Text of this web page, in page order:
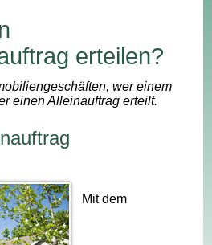
erteilen?
wer einem
einen Alleinauftrag erteilt.
Mit dem